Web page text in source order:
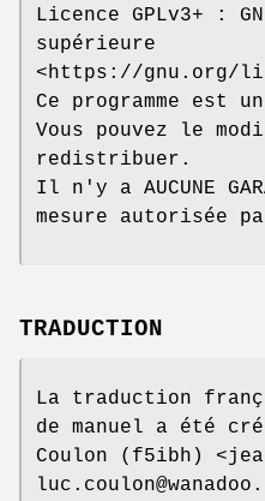
Licence GPLv3+ :
supérieure
<https://gnu.org/
Ce programme
Vous pouvez le
redistribuer.
Il n'y a AUCUNE
mesure autorisée
TRADUCTION
La traduction
de manuel a été
Coulon (f5ibh)